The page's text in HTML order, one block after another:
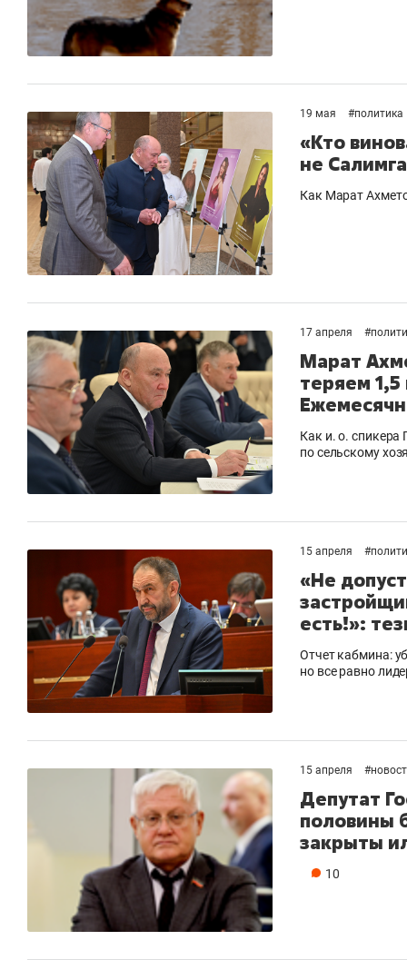
19 мая #политика
«Кто
не
Как Марат
17 апреля #
Марат
теряем
Как и. о. спикера
по сельскому
15 апреля #
«Не
есть!»:
Отчет кабмина:
но все равно
15 апреля #
Депутат
половины
закрыты
10